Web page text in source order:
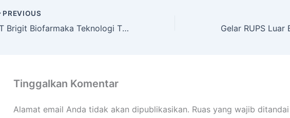
PREVIOUS
PT Brigit Biofarmaka Teknologi Tbk Bagikan Dividen Rp5,1 Miliar di Tengah Penurunan Laba
Tinggalkan Komentar
Alamat email Anda tidak akan dipublikasikan. Ruas yang wajib ditandai